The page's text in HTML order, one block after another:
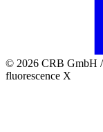
© 2026 CRB GmbH
fluorescence X